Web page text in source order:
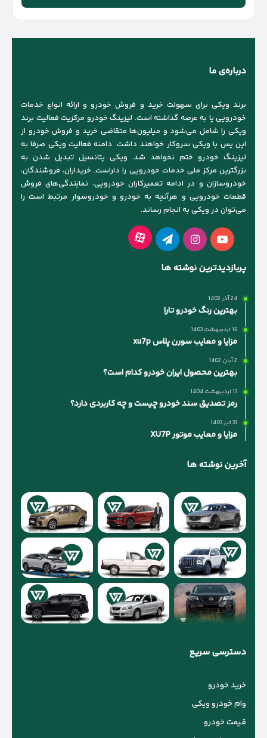
وارد
کنید
درباره‌ی ما
برند ویکی برای سهولت خرید و فروش خودرو و ارائه انواع خدمات
خودرویی پا به عرصه گذاشته است. لیزینگ خودرو مرکزیت فعالیت برند
ویکی را شامل می‌شود و میلیون‌ها متقاضی خرید و فروش خودرو از
این پس با ویکی سروکار خواهند داشت. دامنه فعالیت ویکی صرفا به
لیزینگ خودرو ختم نخواهد شد. ویکی پتانسیل تبدیل شدن به
بزرگترین مرکز ملی خدمات خودرویی را داراست. خریداران، فروشندگان،
خودروسازان و در ادامه تعمیرکاران خودرویی، نمایندگی‌های فروش
قطعات خودرویی و هرآنچه به خودرو و خودروسوار مرتبط است را
می‌توان در ویکی به انجام رساند.
یوتیوباینستاگرام
تلگرام آپارات
پربازدیدترین نوشته ها
24 آذر 1402
بهترین رنگ خودرو تارا
16 اردیبهشت 1403
مزایا و معایب سورن پلاس xu7p
2 آبان 1402
بهترین محصول ایران خودرو کدام است؟
13 اردیبهشت 1404
رمز تصدیق سند خودرو چیست و چه کاربردی دارد؟
31 تیر 1403
مزایا و معایب موتور XU7P
آخرین نوشته ها
دسترسی سریع
خرید خودرو
وام خودرو ویکی
قیمت خودرو